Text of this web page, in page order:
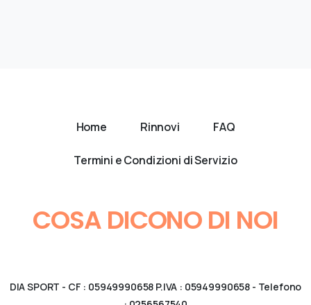
Home Rinnovi FAQ
Termini e Condizioni di Servizio
COSA DICONO DI NOI
DIA SPORT - CF : 05949990658 P.IVA : 05949990658 - Telefono